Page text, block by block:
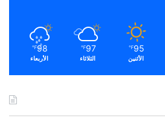
95
℉
الأثنين
97
℉
الثلاثاء
98
℉
الأربعاء